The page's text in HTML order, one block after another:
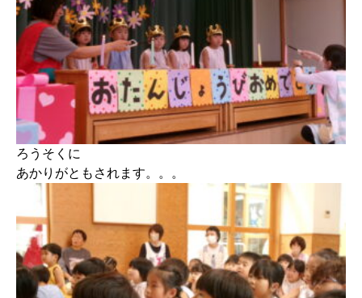
ろうそくに
あかりがともされます。。。